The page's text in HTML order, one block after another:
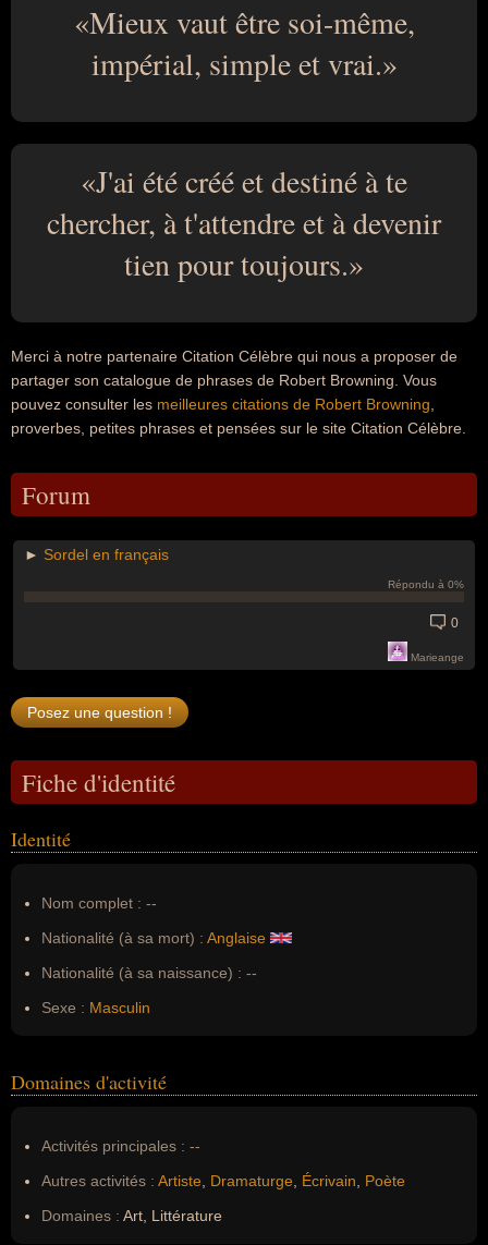
Mieux vaut être soi-même,
impérial, simple et vrai.
J'ai été créé et destiné à te
chercher, à t'attendre et à devenir
tien pour toujours.
Merci à notre partenaire Citation Célèbre qui nous a proposer de
partager son catalogue de phrases de Robert Browning. Vous
pouvez consulter les meilleures citations de Robert Browning
proverbes, petites phrases et pensées sur le site Citation Célèbre.
Forum
► Sordel en français
Répondu à 0%
0
Marieange
Fiche d'identité
Identité
Nom complet : --
Nationalité (à sa mort) : Anglaise
Nationalité (à sa naissance) : --
Sexe : Masculin
Domaines d'activité
Activités principales : --
Autres activités : Artiste Dramaturge Écrivain
Poète
Domaines : Art, Littérature